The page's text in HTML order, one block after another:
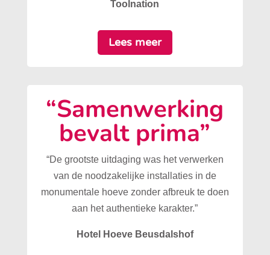
Toolnation
Lees meer
“Samenwerking
bevalt prima”
“De grootste uitdaging was het verwerken
van de noodzakelijke installaties in de
monumentale hoeve zonder afbreuk te doen
aan het authentieke karakter.”
Hotel Hoeve Beusdalshof